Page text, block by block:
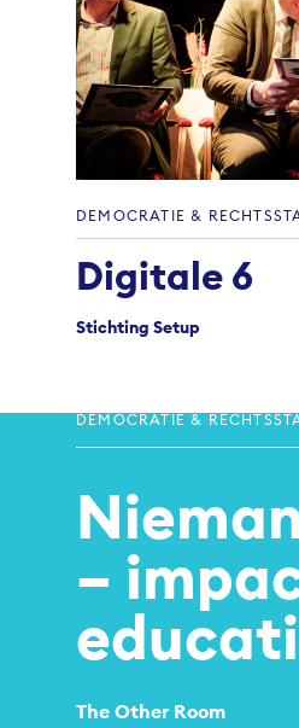
DEMOCRATIE &
Digitale 6
Stichting Setup
DEMOCRATIE &
–
The Other Room